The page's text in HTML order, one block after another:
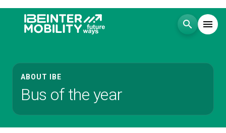
search menu
Menù arrow_right
Visita
Esponi arrow_right
ABOUT IBE
Bus of the year